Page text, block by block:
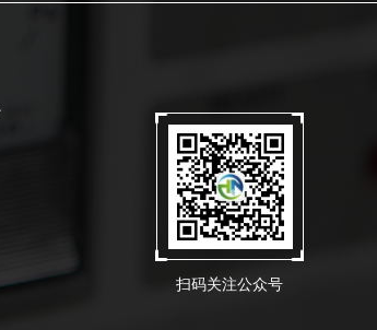
扫码关注公众号